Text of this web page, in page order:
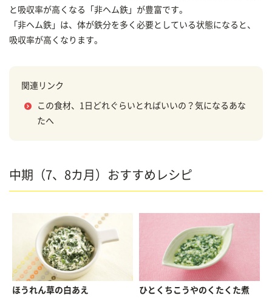
と吸収率が高くなる「非ヘム鉄」が豊富です。
「非ヘム鉄」は、体が鉄分を多く必要としている状態になると、
吸収率が高くなります。
関連リンク
この食材、1日どれぐらいとればいいの？気になるあな
たへ
中期（7、8カ月）おすすめレシピ
ほうれん草の白あえ ひとくちこうやのくたくた煮